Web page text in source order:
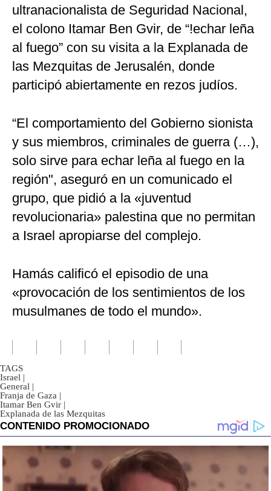
ultranacionalista de Seguridad Nacional,
el colono Itamar Ben Gvir, de “!echar leña
al fuego” con su visita a la Explanada de
las Mezquitas de Jerusalén, donde
participó abiertamente en rezos judíos.
“El comportamiento del Gobierno sionista
y sus miembros, criminales de guerra (…),
solo sirve para echar leña al fuego en la
región", aseguró en un comunicado el
grupo, que pidió a la «juventud
revolucionaria» palestina que no permitan
a Israel apropiarse del complejo.
Hamás calificó el episodio de una
«provocación de los sentimientos de los
musulmanes de todo el mundo».
TAGS
Israel |
General |
Franja de Gaza |
Itamar Ben Gvir |
Explanada de las Mezquitas